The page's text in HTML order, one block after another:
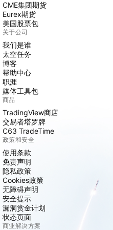
CME集团期货
Eurex期货
美国股票包
关于公司
我们是谁
太空任务
博客
帮助中心
职涯
媒体工具包
商品
TradingView商店
交易者塔罗牌
C63 TradeTime
政策和安全
使用条款
免责声明
隐私政策
Cookies政策
无障碍声明
安全提示
漏洞赏金计划
状态页面
商业解决方案